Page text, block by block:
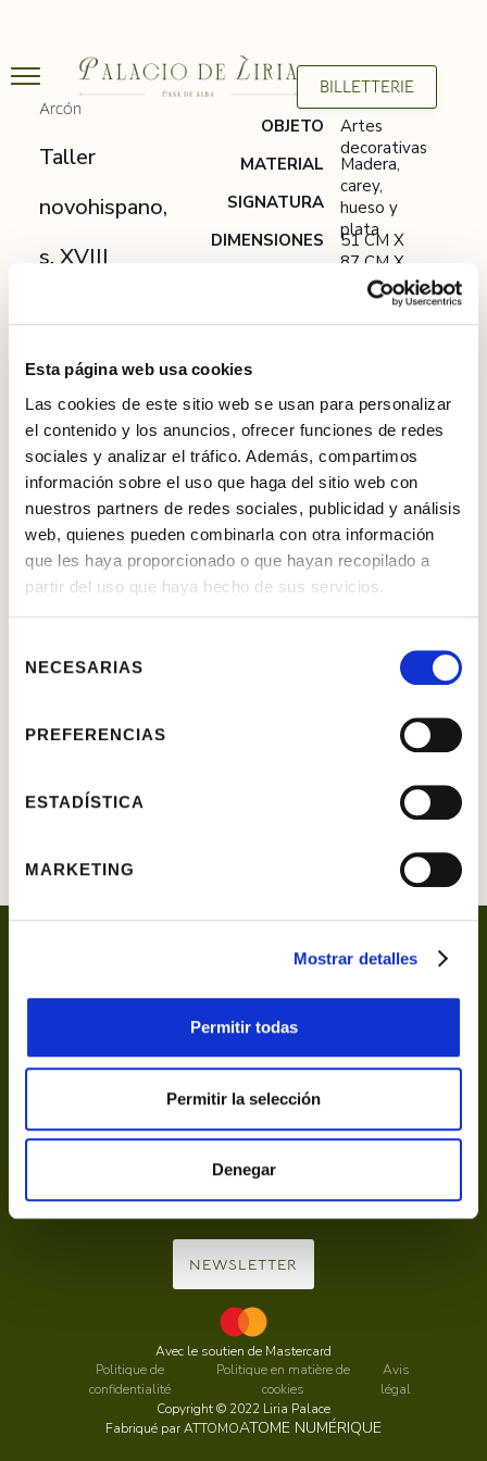
Esta página web usa cookies
Las cookies de este sitio web se usan para personalizar
el contenido y los anuncios, ofrecer funciones de redes
sociales y analizar el tráfico. Además, compartimos
información sobre el uso que haga del sitio web con
nuestros partners de redes sociales, publicidad y análisis
web, quienes pueden combinarla con otra información
que les haya proporcionado o que hayan recopilado a
partir del uso que haya hecho de sus servicios.
NECESARIAS
PREFERENCIAS
ESTADÍSTICA
MARKETING
Mostrar detalles
Permitir todas
Permitir la selección
Denegar
BILLETTERIE
Arcón
Taller
novohispano,
s. XVIII
OBJETO
Artes
decorativas
MATERIAL
Madera,
carey,
hueso y
plata
SIGNATURA
DIMENSIONES
51 CM X
87 CM X
43 CM
Arcón
Taller novohispano, s. XVIII
MATERIAL
Madera, carey, hueso y
SIGNATURA
Calle de la Princesa, 20, 28008 Madrid
De 10 h à 13 h 30 et de 16 h à 19 h 15, du lundi au dimanche, y compris
Téléphone : (+34) 915908454
NEWSLETTER
Avec le soutien de Mastercard
Politique de
confidentialité
Politique en matière de
cookies
Avis
légal
Copyright © 2022 Liria Palace
Fabriqué par ATTOMOATOME NUMÉRIQUE